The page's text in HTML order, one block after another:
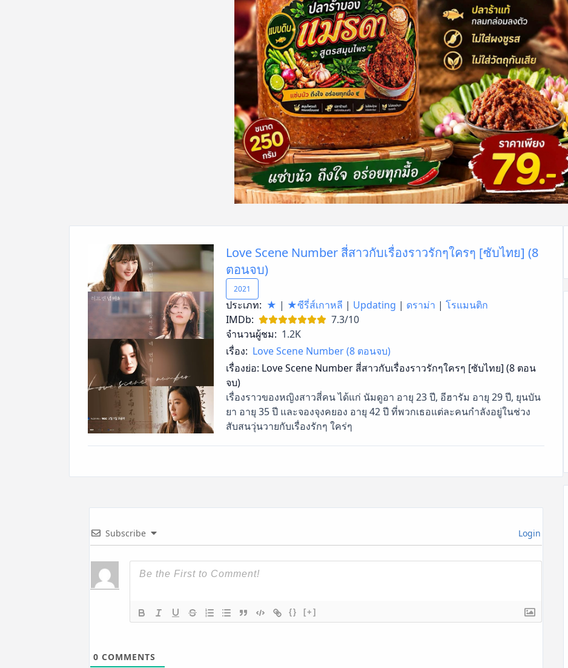
Love Scene Number สี่สาวกับเรื่องราวรักๆใครๆ [ซับไทย] (8
ตอนจบ)
2021
ประเภท: ★ | ★ซีรี่ส์เกาหลี | Updating | ดราม่า | โรแมนติก
IMDb:
7.3/10
จำนวนผู้ชม: 1.2K
เรื่อง: Love Scene Number (8 ตอนจบ)
เรื่องย่อ: Love Scene Number สี่สาวกับเรื่องราวรักๆใครๆ [ซับไทย] (8 ตอน
จบ)
เรื่องราวของหญิงสาวสี่คน ได้แก่ นัมดูอา อายุ 23 ปี, อีฮารัม อายุ 29 ปี, ยุนบัน
ยา อายุ 35 ปี และจองจุงคยอง อายุ 42 ปี ที่พวกเธอแต่ละคนกำลังอยู่ในช่วง
สับสนวุ่นวายกับเรื่องรักๆ ใคร่ๆ
Subscribe Login
{} [+]
0 COMMENTS